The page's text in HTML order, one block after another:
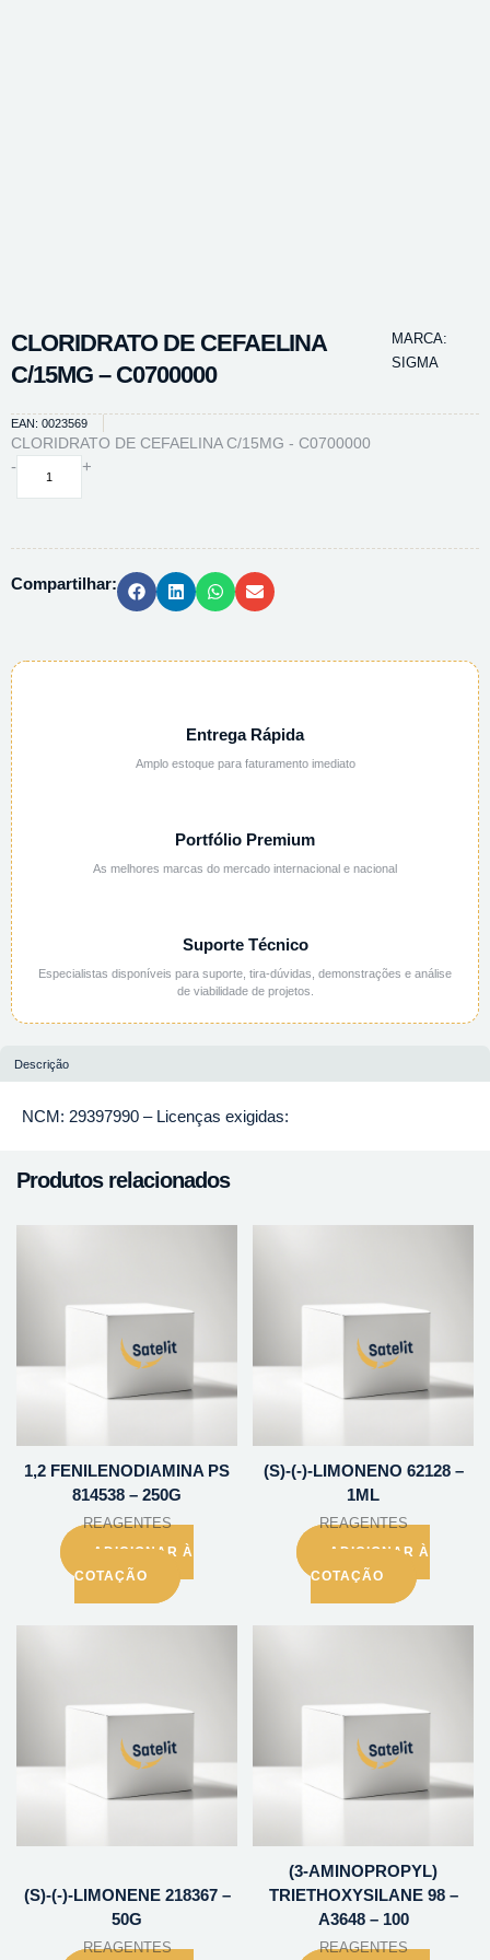
CLORIDRATO DE CEFAELINA
C/15MG – C0700000
MARCA:
SIGMA
EAN: 0023569
CLORIDRATO DE CEFAELINA C/15MG - C0700000
-
CLORIDRATO
C0700000
+
Compartilhar:
Entrega Rápida
Amplo estoque para faturamento imediato
Portfólio Premium
As melhores marcas do mercado internacional e nacional
Suporte Técnico
Especialistas disponíveis para suporte, tira-dúvidas, demonstrações e análise
de viabilidade de projetos.
Descrição
NCM: 29397990 – Licenças exigidas:
Produtos relacionados
1,2 FENILENODIAMINA PS
814538 – 250G
REAGENTES
ADICIONAR À
COTAÇÃO
(S)-(-)-LIMONENO 62128 –
1ML
REAGENTES
ADICIONAR À
COTAÇÃO
(S)-(-)-LIMONENE 218367 –
50G
REAGENTES
(3-AMINOPROPYL)
TRIETHOXYSILANE 98 –
A3648 – 100
REAGENTES